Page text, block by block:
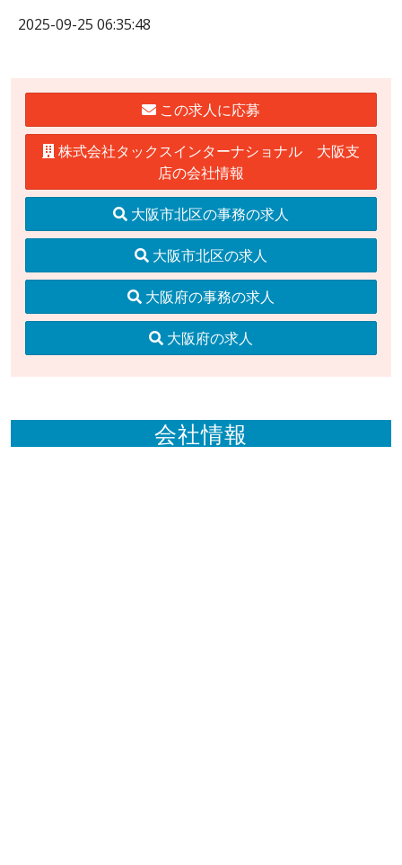
2025-09-25 06:35:48
この求人に応募
株式会社タックスインターナショナル 大阪支
店の会社情報
大阪市北区の事務の求人
大阪市北区の求人
大阪府の事務の求人
大阪府の求人
会社情報